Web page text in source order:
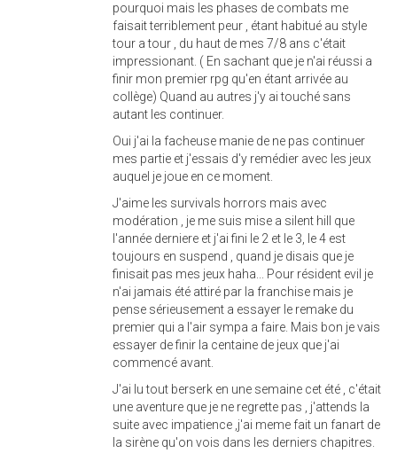
pourquoi mais les phases de combats me
faisait terriblement peur , étant habitué au style
tour a tour , du haut de mes 7/8 ans c'était
impressionant. ( En sachant que je n'ai réussi a
finir mon premier rpg qu'en étant arrivée au
collège) Quand au autres j'y ai touché sans
autant les continuer.
Oui j'ai la facheuse manie de ne pas continuer
mes partie et j'essais d'y remédier avec les jeux
auquel je joue en ce moment.
J'aime les survivals horrors mais avec
modération , je me suis mise a silent hill que
l'année derniere et j'ai fini le 2 et le 3, le 4 est
toujours en suspend , quand je disais que je
finisait pas mes jeux haha... Pour résident evil je
n'ai jamais été attiré par la franchise mais je
pense sérieusement a essayer le remake du
premier qui a l'air sympa a faire. Mais bon je vais
essayer de finir la centaine de jeux que j'ai
commencé avant.
J'ai lu tout berserk en une semaine cet été , c'était
une aventure que je ne regrette pas , j'attends la
suite avec impatience ,j'ai meme fait un fanart de
la sirène qu'on vois dans les derniers chapitres.